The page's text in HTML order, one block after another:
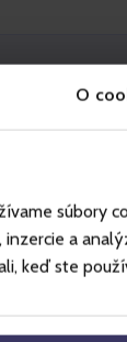
O
súbory
inzercie a
keď ste
na